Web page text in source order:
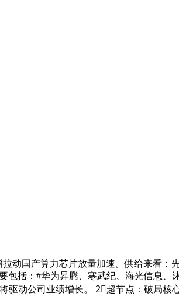
动国产算力芯片放量加速。供给来看
括：#华为昇腾、寒武纪、海光信息
动公司业绩增长。 2⃣️超节点：破局